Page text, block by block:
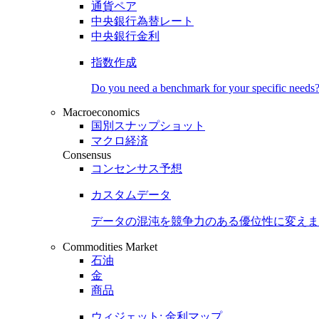
通貨ペア
中央銀行為替レート
中央銀行金利
指数作成
Do you need a benchmark for your specific needs?
Macroeconomics
国別スナップショット
マクロ経済
Consensus
コンセンサス予想
カスタムデータ
データの混沌を競争力のある優位性に変え
Commodities Market
石油
金
商品
ウィジェット: 金利マップ